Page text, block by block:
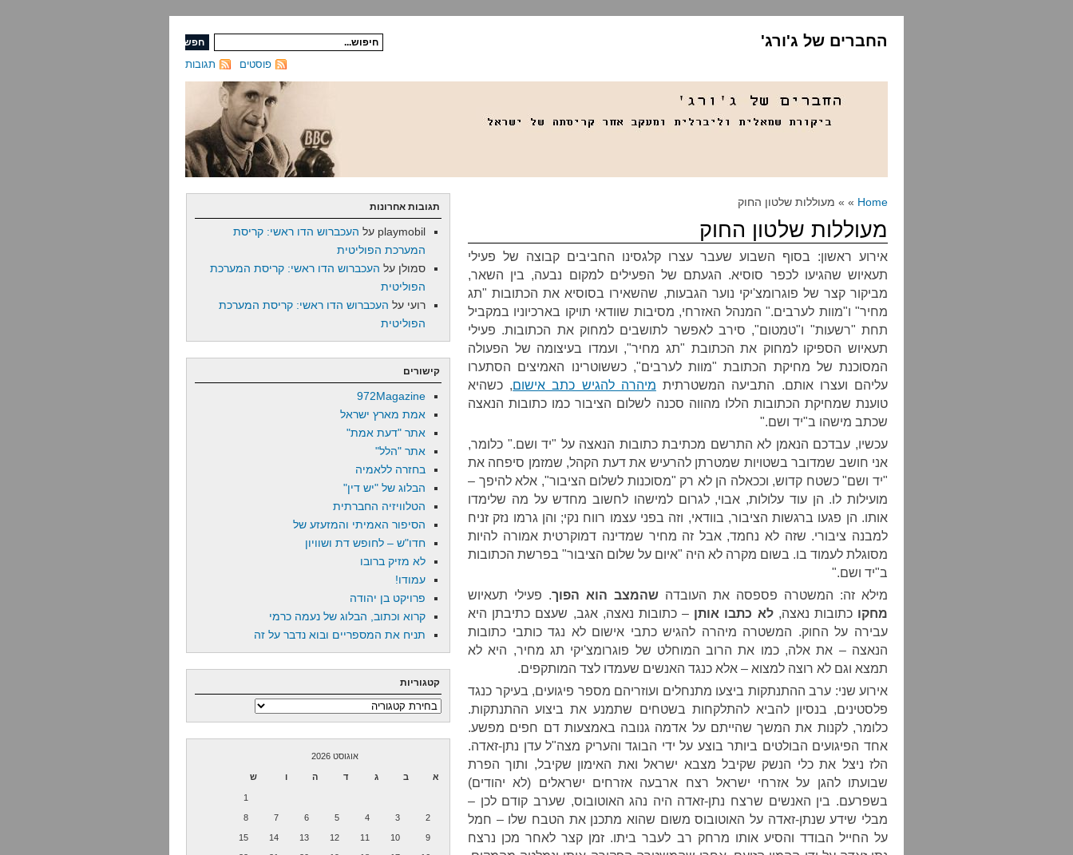
החברים של ג'ורג'
תגובות פוסטים
Home » » מעוללות שלטון החוק
מעוללות שלטון החוק
אירוע ראשון: בסוף השבוע שעבר עצרו קלגסינו החביבים קבוצה של פעילי
תעאיוש שהגיעו לכפר סוסיא. הגעתם של הפעילים למקום נבעה, בין השאר,
מביקור קצר של פוגרומצ'יקי נוער הגבעות, שהשאירו בסוסיא את הכתובות "תג
מחיר" ו"מוות לערבים." המנהל האזרחי, מסיבות שוודאי תויקו בארכיוניו במקביל
תחת "רשעות" ו"טמטום", סירב לאפשר לתושבים למחוק את הכתובות. פעילי
תעאיוש הספיקו למחוק את הכתובת "תג מחיר", ועמדו בעיצומה של הפעולה
המסוכנת של מחיקת הכתובת "מוות לערבים", כששוטרינו האמיצים הסתערו
עליהם ועצרו אותם. התביעה המשטרתית מיהרה להגיש כתב אישום, כשהיא
טוענת שמחיקת הכתובות הללו מהווה סכנה לשלום הציבור כמו כתובות הנאצה
שכתב מישהו ב"יד ושם."
עכשיו, עבדכם הנאמן לא התרשם מכתיבת כתובות הנאצה על "יד ושם." כלומר,
אני חושב שמדובר בשטויות שמטרתן להרעיש את דעת הקהל, שמזמן סיפחה את
"יד ושם" כשטח קדוש, וככאלה הן לא רק "מסוכנות לשלום הציבור", אלא להיפך –
מועילות לו. הן עוד עלולות, אבוי, לגרום למישהו לחשוב מחדש על מה שלימדו
אותו. הן פגעו ברגשות הציבור, בוודאי, וזה בפני עצמו רווח נקי; והן גרמו נזק זניח
למבנה ציבורי. שזה לא נחמד, אבל זה מחיר שמדינה דמוקרטית אמורה להיות
מסוגלת לעמוד בו. בשום מקרה לא היה "איום על שלום הציבור" בפרשת הכתובות
ב"יד ושם."
מילא זה: המשטרה פספסה את העובדה שהמצב הוא הפוך. פעילי תעאיוש
מחקו כתובות נאצה,לא כתבו אותן – כתובות נאצה, אגב, שעצם כתיבתן היא
עבירה על החוק. המשטרה מיהרה להגיש כתבי אישום לא נגד כותבי כתובות
הנאצה – את אלה, כמו את הרוב המוחלט של פוגרומצ'יקי תג מחיר, היא לא
תמצא וגם לא רוצה למצוא – אלא כנגד האנשים שעמדו לצד המותקפים.
אירוע שני: ערב ההתנתקות ביצעו מתנחלים ועוזריהם מספר פיגועים, בעיקר כנגד
פלסטינים, בנסיון להביא להתלקחות בשטחים שתמנע את ביצוע ההתנתקות.
כלומר, לקנות את המשך שהייתם על אדמה גנובה באמצעות דם חפים מפשע.
אחד הפיגועים הבולטים ביותר בוצע על ידי הבוגד והעריק מצה"ל עדן נתן-זאדה.
הלז ניצל את כלי הנשק שקיבל מצבא ישראל ואת האימון שקיבל, ותוך הפרת
שבועתו להגן על אזרחי ישראל רצח ארבעה אזרחים ישראלים (לא יהודים)
בשפרעם. בין האנשים שרצח נתן-זאדה היה נהג האוטובוס, שערב קודם לכן –
מבלי שידע שנתן-זאדה על האוטובוס משום שהוא מתכנן את הטבח שלו – חמל
על החייל הבודד והסיע אותו מרחק רב לעבר ביתו. זמן קצר לאחר מכן נרצח
תגובות אחרונות
playmobil על העכברוש הדו ראשי: קריסת
המערכת הפוליטית
סמולן על העכברוש הדו ראשי: קריסת המערכת
הפוליטית
רועי על העכברוש הדו ראשי: קריסת המערכת
הפוליטית
קישורים
972Magazine
אמת מארץ ישראל
אתר "דעת אמת"
אתר "הלל"
בחזרה ללאמיה
הבלוג של "יש דין"
הטלוויזיה החברתית
הסיפור האמיתי והמזעזע של
חדו"ש – לחופש דת ושוויון
לא מזיק ברובו
עמודו!
פרויקט בן יהודה
קרוא וכתוב, הבלוג של נעמה כרמי
תניח את המספריים ובוא נדבר על זה
קטגוריות
קטגוריות
אוגוסט 2026
א ב ג ד ה ו ש
1
2
3
4
5
6
7
8
9
10
11
12
13
14
15